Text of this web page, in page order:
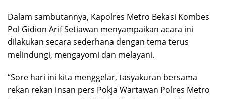
Dalam sambutannya, Kapolres Metro Bekasi Kombes
Pol Gidion Arif Setiawan menyampaikan acara ini
dilakukan secara sederhana dengan tema terus
melindungi, mengayomi dan melayani.
“Sore hari ini kita menggelar, tasyakuran bersama
rekan rekan insan pers Pokja Wartawan Polres Metro